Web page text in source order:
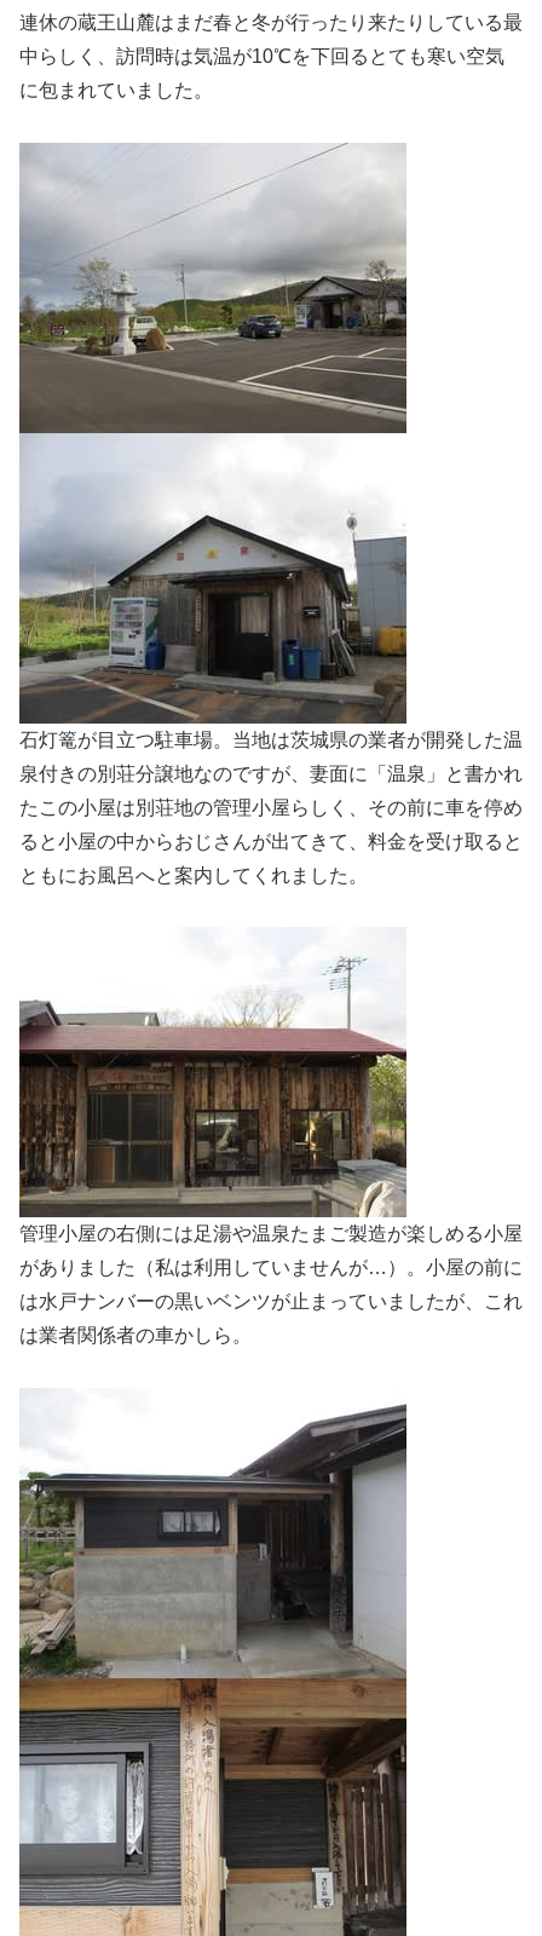
連休の蔵王山麓はまだ春と冬が行ったり来たりしている最
中らしく、訪問時は気温が10℃を下回るとても寒い空気
に包まれていました。
石灯篭が目立つ駐車場。当地は茨城県の業者が開発した温
泉付きの別荘分譲地なのですが、妻面に「温泉」と書かれ
たこの小屋は別荘地の管理小屋らしく、その前に車を停め
ると小屋の中からおじさんが出てきて、料金を受け取ると
ともにお風呂へと案内してくれました。
管理小屋の右側には足湯や温泉たまご製造が楽しめる小屋
がありました（私は利用していませんが…）。小屋の前に
は水戸ナンバーの黒いベンツが止まっていましたが、これ
は業者関係者の車かしら。